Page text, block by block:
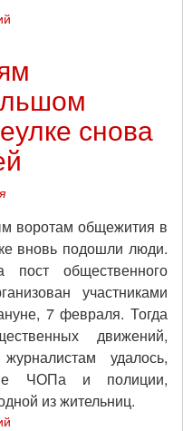
снова
воротам общежития в
вновь подошли люди.
пост общественного
участниками
7 февраля. Тогда
движений,
удалось,
ЧОПа и полиции,
из жительниц.